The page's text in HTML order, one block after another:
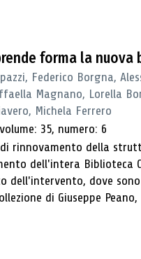
forma la
Federico Borgna,
Magnano, Lorella
Michela Ferrero
35, numero: 6
rinnovamento della
dell'intera Biblioteca
dell'intervento, dove
di Giuseppe